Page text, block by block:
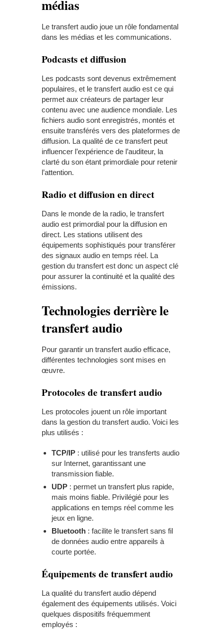
médias
Le transfert audio joue un rôle fondamental
dans les médias et les communications.
Podcasts et diffusion
Les podcasts sont devenus extrêmement
populaires, et le transfert audio est ce qui
permet aux créateurs de partager leur
contenu avec une audience mondiale. Les
fichiers audio sont enregistrés, montés et
ensuite transférés vers des plateformes de
diffusion. La qualité de ce transfert peut
influencer l’expérience de l’auditeur, la
clarté du son étant primordiale pour retenir
l’attention.
Radio et diffusion en direct
Dans le monde de la radio, le transfert
audio est primordial pour la diffusion en
direct. Les stations utilisent des
équipements sophistiqués pour transférer
des signaux audio en temps réel. La
gestion du transfert est donc un aspect clé
pour assurer la continuité et la qualité des
émissions.
Technologies derrière le
transfert audio
Pour garantir un transfert audio efficace,
différentes technologies sont mises en
œuvre.
Protocoles de transfert audio
Les protocoles jouent un rôle important
dans la gestion du transfert audio. Voici les
plus utilisés :
TCP/IP : utilisé pour les transferts audio
sur Internet, garantissant une
transmission fiable.
UDP : permet un transfert plus rapide,
mais moins fiable. Privilégié pour les
applications en temps réel comme les
jeux en ligne.
Bluetooth : facilite le transfert sans fil
de données audio entre appareils à
courte portée.
Équipements de transfert audio
La qualité du transfert audio dépend
également des équipements utilisés. Voici
quelques dispositifs fréquemment
employés :